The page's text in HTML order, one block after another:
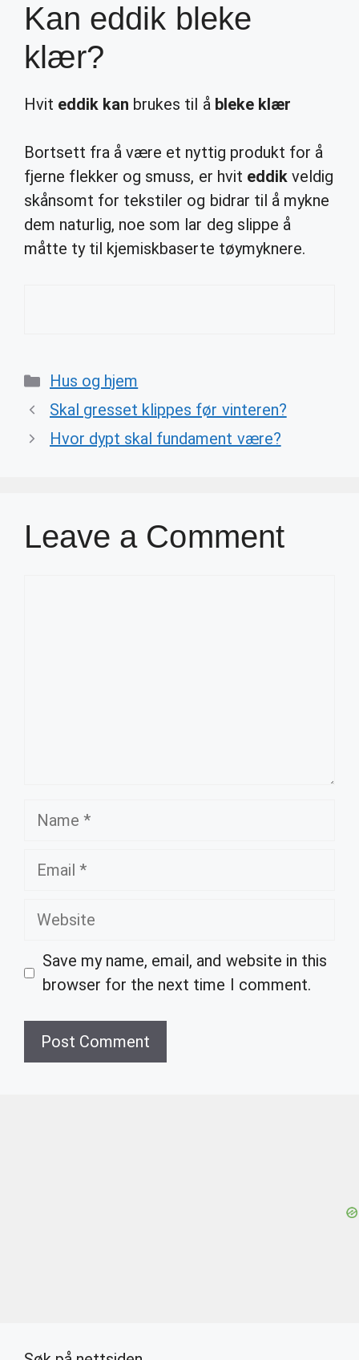
Kan eddik bleke
klær?
Hvit eddik kan brukes til å bleke klær
Bortsett fra å være et nyttig produkt for å
fjerne flekker og smuss, er hvit eddikveldig
skånsomt for tekstiler og bidrar til å mykne
dem naturlig, noe som lar deg slippe å
måtte ty til kjemiskbaserte tøymyknere.
Categories
Hus og hjem
Skal gresset klippes før vinteren?
Hvor dypt skal fundament være?
Leave a Comment
Name
Email
Website
Save my name, email, and website in this
browser for the next time I comment.